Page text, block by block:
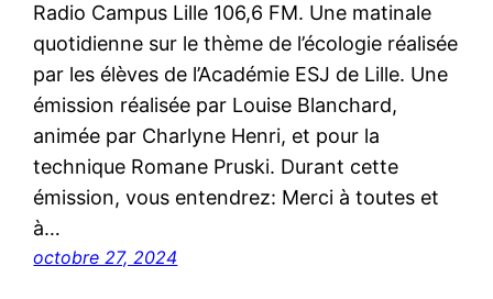
Radio Campus Lille 106,6 FM. Une matinale
quotidienne sur le thème de l’écologie réalisée
par les élèves de l’Académie ESJ de Lille. Une
émission réalisée par Louise Blanchard,
animée par Charlyne Henri, et pour la
technique Romane Pruski. Durant cette
émission, vous entendrez: Merci à toutes et
à…
octobre 27, 2024